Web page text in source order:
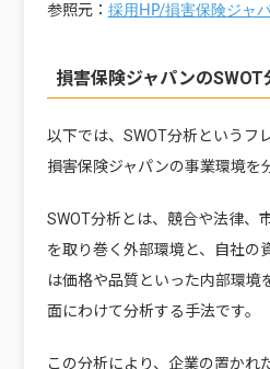
参照元： 採用HP/損害保険ジャ
損害保険ジャパンのSWOT
以下では、SWOT分析というフ
損害保険ジャパンの事業環境を
SWOT分析とは、競合や法律、
を取り巻く外部環境と、自社の
は価格や品質といった内部環境
面にわけて分析する手法です。
この分析により、企業の置かれ